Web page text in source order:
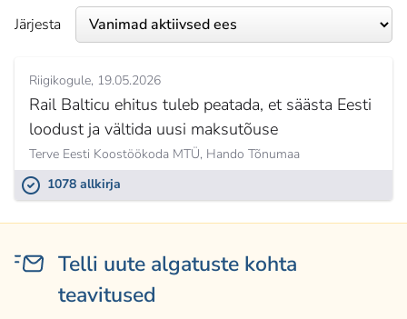
Järjesta
Riigikogule 19.05.2026
Rail Balticu ehitus tuleb peatada, et säästa Eesti
loodust ja vältida uusi maksutõuse
Terve Eesti Koostöökoda MTÜ, Hando Tõnumaa
1078 allkirja
Telli uute algatuste kohta
teavitused